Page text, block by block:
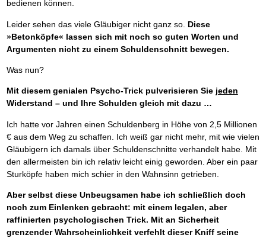
bedienen können.
Leider sehen das viele Gläubiger nicht ganz so. Diese
»Betonköpfe« lassen sich mit noch so guten Worten und
Argumenten nicht zu einem Schuldenschnitt bewegen.
Was nun?
Mit diesem genialen Psycho-Trick pulverisieren Sie jeden
Widerstand – und Ihre Schulden gleich mit dazu …
Ich hatte vor Jahren einen Schuldenberg in Höhe von 2,5 Millionen
€ aus dem Weg zu schaffen. Ich weiß gar nicht mehr, mit wie vielen
Gläubigern ich damals über Schuldenschnitte verhandelt habe. Mit
den allermeisten bin ich relativ leicht einig geworden. Aber ein paar
Sturköpfe haben mich schier in den Wahnsinn getrieben.
Aber selbst diese Unbeugsamen habe ich schließlich doch
noch zum Einlenken gebracht: mit einem legalen, aber
raffinierten psychologischen Trick. Mit an Sicherheit
grenzender Wahrscheinlichkeit verfehlt dieser Kniff seine